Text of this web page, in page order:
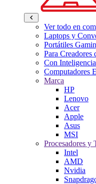
Ver todo en
Laptops y
Portátiles
Para Creadores
Con
Computadores
Marca
HP
Lenovo
Acer
Apple
Asus
MSI
Procesadores y
Intel
AMD
Nvidia